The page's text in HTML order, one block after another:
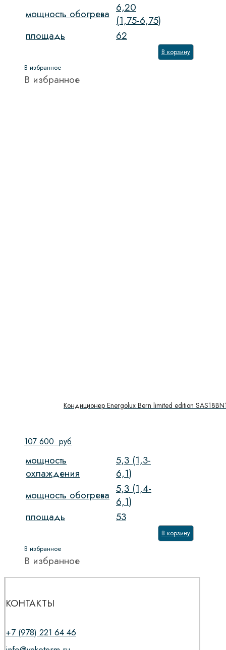
мощность обогрева 6,20
(1,75-6,75)
площадь
62
В корзину
В избранное
В избранное
Кондиционер Energolux Bern limited edition
107 600 руб
мощность
охлаждения
5,3 (1,3-
6,1)
мощность обогрева 5,3 (1,4-
6,1)
площадь
53
В корзину
В избранное
В избранное
КОНТАКТЫ
+7 (978) 221 64 46